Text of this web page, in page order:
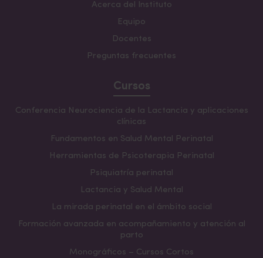
Acerca del Instituto
Equipo
Docentes
Preguntas frecuentes
Cursos
Conferencia Neurociencia de la Lactancia y aplicaciones
clínicas
Fundamentos en Salud Mental Perinatal
Herramientas de Psicoterapia Perinatal
Psiquiatría perinatal
Lactancia y Salud Mental
La mirada perinatal en el ámbito social
Formación avanzada en acompañamiento y atención al
parto
Monográficos – Cursos Cortos